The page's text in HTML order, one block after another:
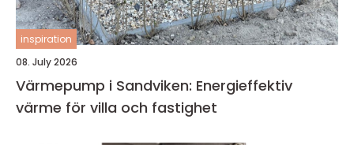
inspiration
08. July 2026
Värmepump i Sandviken: Energieffektiv
värme för villa och fastighet